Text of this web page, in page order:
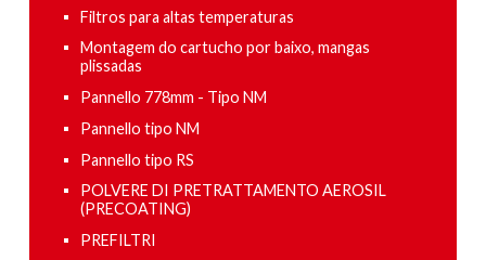
Filtros para altas temperaturas
Montagem do cartucho por baixo, mangas
plissadas
Pannello 778mm - Tipo NM
Pannello tipo NM
Pannello tipo RS
POLVERE DI PRETRATTAMENTO AEROSIL
(PRECOATING)
PREFILTRI